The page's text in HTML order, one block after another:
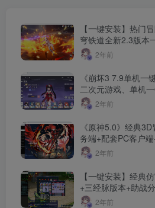
【一键安装】热门
穹铁道全新2.3版本
动+免虚拟机
2年前
《崩坏3 7.9单机一
二次元游戏、单机
限资源、附带保姆级
2年前
《原神5.0》经典
务端+配套PC客户
文件2年前
【一键安装】经典
+三经脉版本+助战
+剧情活动+视频搭
2年前